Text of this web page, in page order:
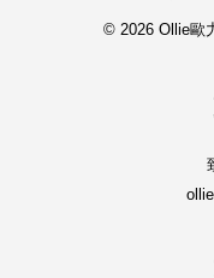
© 2026 Ollie歐